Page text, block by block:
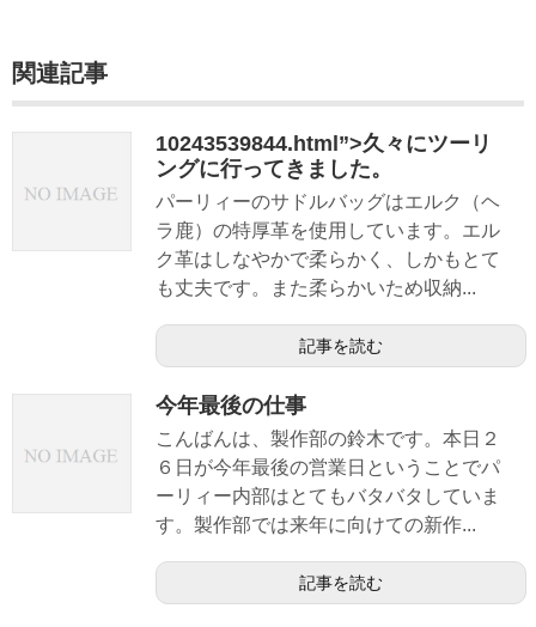
関連記事
10243539844.html”>久々にツーリ
ングに行ってきました。
パーリィーのサドルバッグはエルク（ヘ
ラ鹿）の特厚革を使用しています。エル
ク革はしなやかで柔らかく、しかもとて
も丈夫です。また柔らかいため収納...
記事を読む
今年最後の仕事
こんばんは、製作部の鈴木です。本日２
６日が今年最後の営業日ということでパ
ーリィー内部はとてもバタバタしていま
す。製作部では来年に向けての新作...
記事を読む